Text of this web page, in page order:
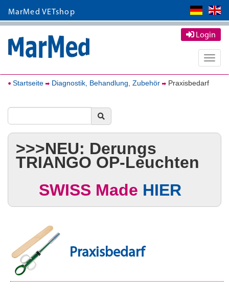
MarMed VETshop
Login
Toggle
Startseite Diagnostik, Behandlung, Zubehör Praxisbedarf
>>>NEU: Derungs
TRIANGO OP-Leuchten
SWISS Made HIER
Praxisbedarf